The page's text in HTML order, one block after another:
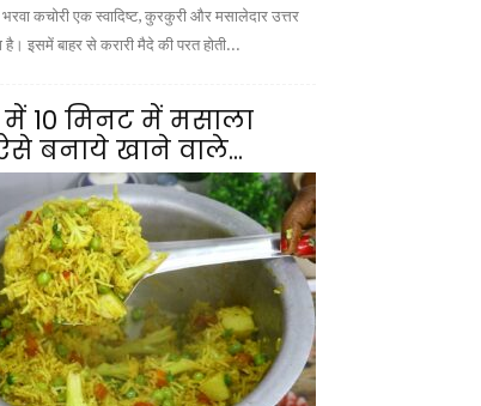
कचोरी एक स्वादिष्ट, कुरकुरी और मसालेदार उत्तर
है। इसमें बाहर से करारी मैदे की परत होती...
10 मिनट में मसाला
बनाये खाने वाले...